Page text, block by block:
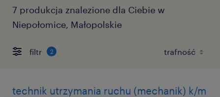
7 produkcja znalezione dla Ciebie w
Niepołomice, Małopolskie
filtr 2
technik utrzymania ruchu (mechanik) k/m